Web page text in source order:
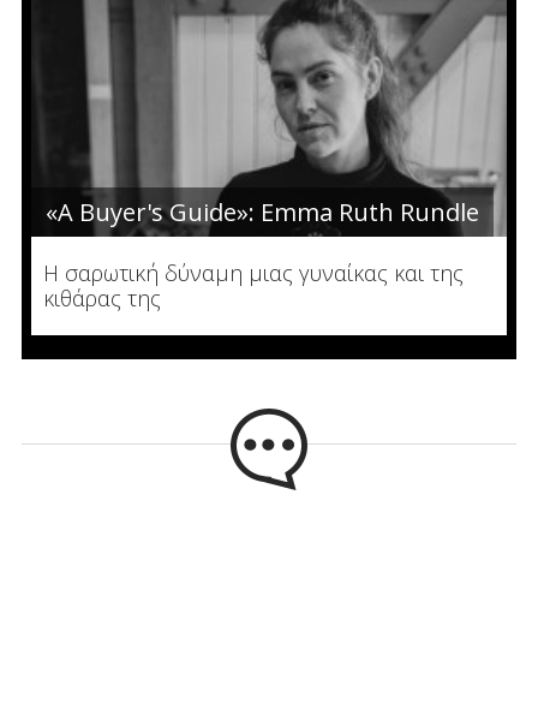
«A Buyer's Guide»: Emma Ruth Rundle
Η σαρωτική δύναμη μιας γυναίκας και της
κιθάρας της